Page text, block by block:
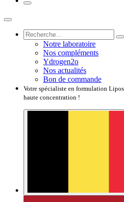
Notre laboratoire
Nos compléments
Ydrogen2o
Nos actualités
Bon de commande
Votre spécialiste en formulation
haute concentration !